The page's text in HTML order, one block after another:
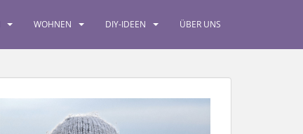
WOHNEN DIY-IDEEN ÜBER UNS